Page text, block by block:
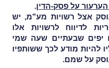
על פסק-הדין.
אצל רשויות מע"מ, יש
לדיווח לרשויות אלו
יפים שבעתיים שעה שמי
להיות מודע לכך ששותפיו
על שמם.